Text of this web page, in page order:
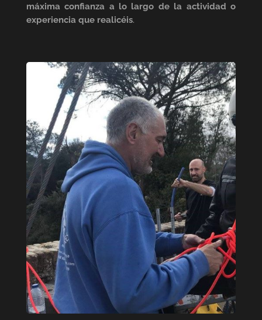
máxima confianza a lo largo de la actividad o
experiencia que realicéis.